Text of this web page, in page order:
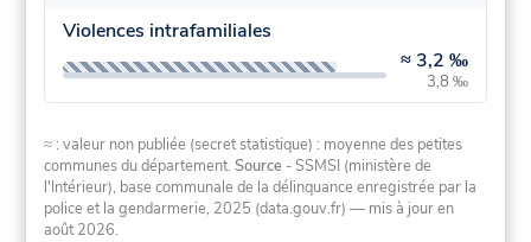
Violences intrafamiliales
≈ 3,2 ‰
3,8 ‰
≈ : valeur non publiée (secret statistique) : moyenne des petites
communes du département.Source - SSMSI (ministère de
l'Intérieur), base communale de la délinquance enregistrée par la
police et la gendarmerie, 2025 (data.gouv.fr) — mis à jour en
août 2026.